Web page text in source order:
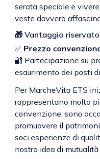
serata speciale e
veste davvero
🎁 Vantaggio
✅ Prezzo
🔐 Partecipazione su
esaurimento dei posti
Per MarcheVita ETS
rappresentano molto
convenzione: sono
promuovere il
soci esperienze di
nostra idea di